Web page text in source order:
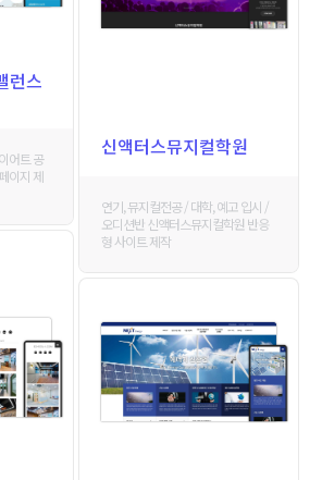
신액터스뮤지컬학원
연기, 뮤지컬전공 / 대학, 예고 입시 /
오디션반 신액터스뮤지컬학원 반응
형 사이트 제작
런스
어트 공
이지 제